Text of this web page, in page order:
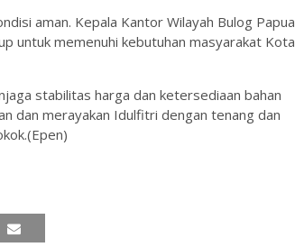
aman. Kepala Kantor Wilayah Bulog Papua
untuk memenuhi kebutuhan masyarakat Kota
stabilitas harga dan ketersediaan bahan
dan merayakan Idulfitri dengan tenang dan